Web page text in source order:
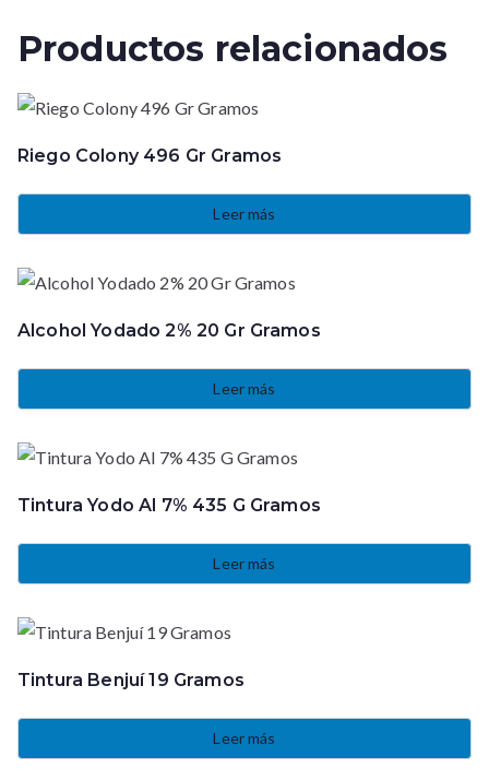
Productos relacionados
Riego Colony 496 Gr Gramos
Leer más
Alcohol Yodado 2% 20 Gr Gramos
Leer más
Tintura Yodo Al 7% 435 G Gramos
Leer más
Tintura Benjuí 19 Gramos
Leer más